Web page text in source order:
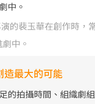
的裴玉華在創作時，
中。
造最大的可能
的拍攝時間、組織劇